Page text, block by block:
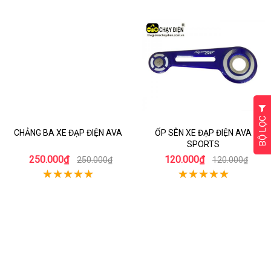
CHẢNG BA XE ĐẠP ĐIỆN AVA
250.000₫ 250.000₫
ỐP SÊN XE ĐẠP ĐIỆN AVA
SPORTS
120.000₫ 120.000₫
BỘ LỌC